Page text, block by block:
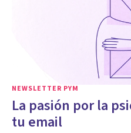
NEWSLETTER PYM
La pasión por la
tu email